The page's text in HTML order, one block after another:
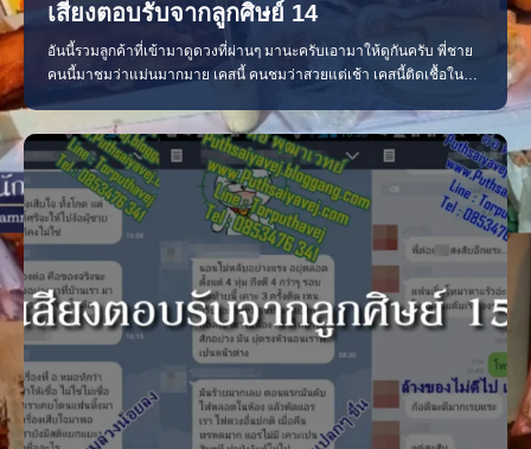
เสียงตอบรับจากลูกศิษย์ 14
อันนี้รวมลูกค้าที่เข้ามาดูดวงที่ผ่านๆ มานะครับเอามาให้ดูกันครับ พี่ชาย
คนนี้มาชมว่าแม่นมากมาย เคสนี้ คนชมว่าสวยแต่เช้า เคสนี้ติดเชื้อใน
เลือด แถมยังโดนของอีก เคสนี้ชมเราว่า แม่นสุดยอด ครับ ถ้าไม่ทำอะไร
ผิดก็จะดี คาถาเริ่มเข้า แต่ลูกค้าบางคนก็หายๆ ไป เคสนี้ พวกผู้หญิง พอดู
ดวงเสดยังไม่ทันไรเลย ไปบอกเพื่อ